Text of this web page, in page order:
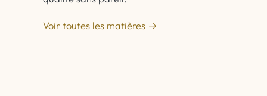
Voir toutes les matières →